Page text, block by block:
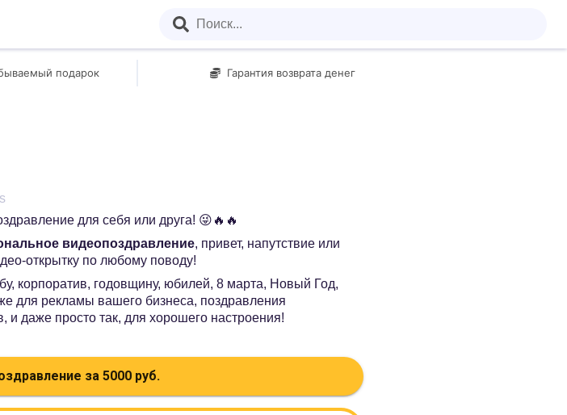
подарок Гарантия возврата денег
для себя или друга! 😜🔥🔥
видеопоздравление, привет, напутствие или
открытку по любому поводу!
корпоратив, годовщину, юбилей, 8 марта, Новый Год,
для рекламы вашего бизнеса, поздравления
и даже просто так, для хорошего настроения!
за 5000 руб.